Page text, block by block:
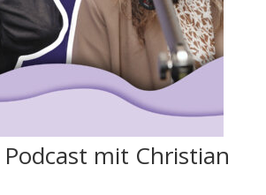
mit Christian